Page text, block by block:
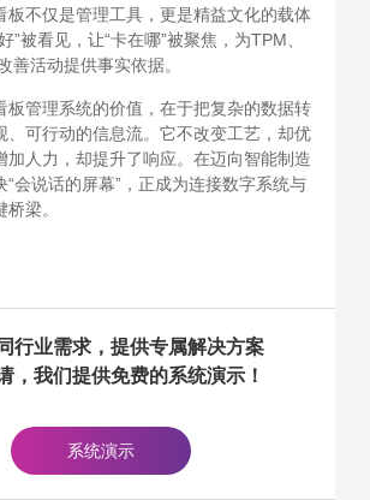
板不仅是管理工具，更是精益文化的载体
被看见，让“卡在哪”被聚焦，为TPM、
善活动提供事实依据。
板管理系统的价值，在于把复杂的数据转
、可行动的信息流。它不改变工艺，却优
加人力，却提升了响应。在迈向智能制造
“会说话的屏幕”，正成为连接数字系统与
梁。
行业需求，提供专属解决方案
，我们提供免费的系统演示！
系统演示